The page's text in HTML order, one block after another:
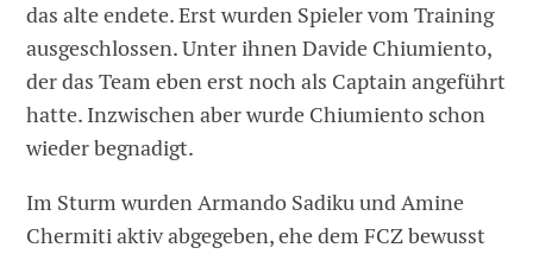
das alte endete. Erst wurden Spieler vom Training
ausgeschlossen. Unter ihnen Davide Chiumiento,
der das Team eben erst noch als Captain angeführt
hatte. Inzwischen aber wurde Chiumiento schon
wieder begnadigt.
Im Sturm wurden Armando Sadiku und Amine
Chermiti aktiv abgegeben, ehe dem FCZ bewusst